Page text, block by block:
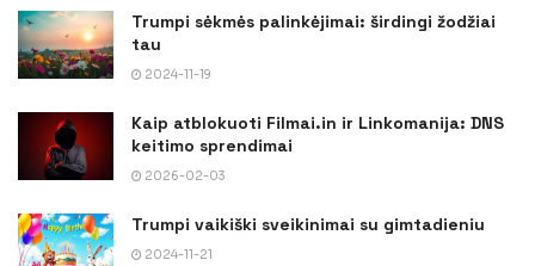
Trumpi sėkmės palinkėjimai: širdingi žodžiai
tau
2024-11-19
Kaip atblokuoti Filmai.in ir Linkomanija: DNS
keitimo sprendimai
2026-02-03
Trumpi vaikiški sveikinimai su gimtadieniu
2024-11-21